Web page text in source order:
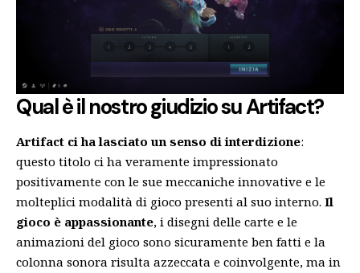
Qual è il nostro giudizio su Artifact?
Artifact ci ha lasciato un senso di interdizione:
questo titolo ci ha veramente impressionato
positivamente con le sue meccaniche innovative e le
molteplici modalità di gioco presenti al suo interno. Il
gioco è appassionante, i disegni delle carte e le
animazioni del gioco sono sicuramente ben fatti e la
colonna sonora risulta azzeccata e coinvolgente, ma in